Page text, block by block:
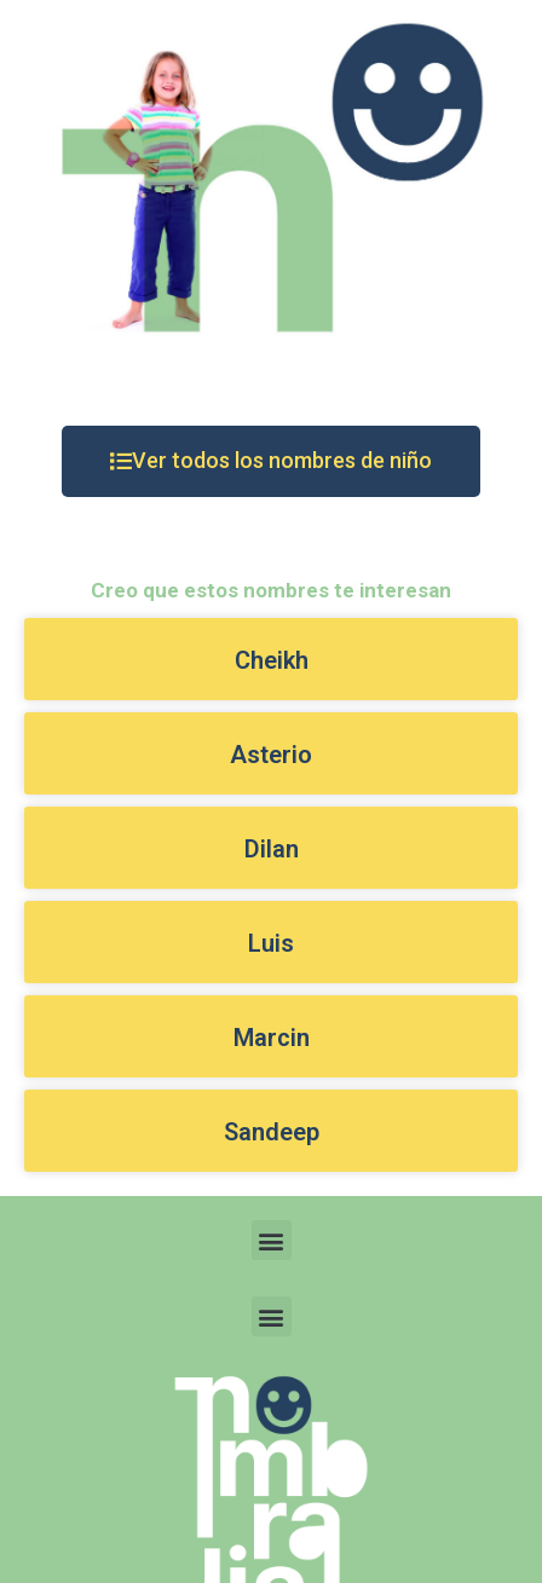
Ver todos los nombres de niño
Creo que estos nombres te interesan
Cheikh
Asterio
Dilan
Luis
Marcin
Sandeep